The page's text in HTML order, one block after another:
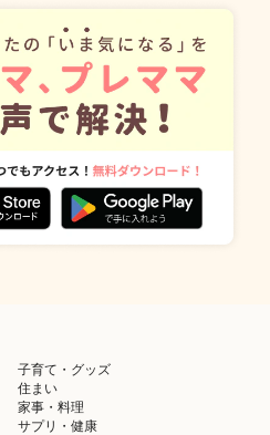
子育て・グッズ
住まい
家事・料理
サプリ・健康